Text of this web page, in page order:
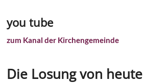
you tube
zum Kanal der Kirchengemeinde
Die Losung von heute